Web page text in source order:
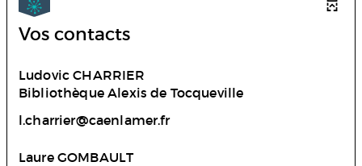
Vos contacts
Ludovic CHARRIER
Bibliothèque Alexis de Tocqueville
l.charrier@caenlamer.fr
Laure GOMBAULT